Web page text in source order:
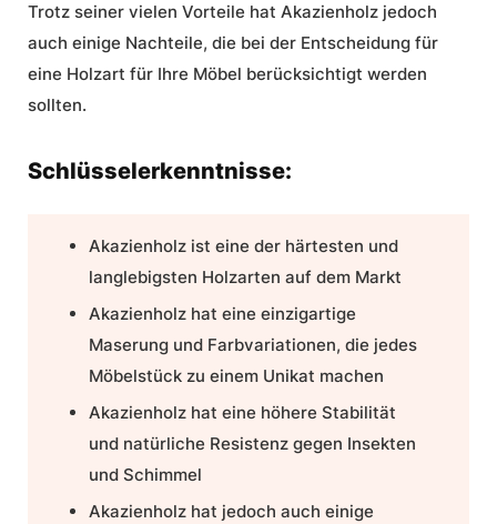
Trotz seiner vielen Vorteile hat Akazienholz jedoch
auch einige Nachteile, die bei der Entscheidung für
eine Holzart für Ihre Möbel berücksichtigt werden
sollten.
Schlüsselerkenntnisse:
Akazienholz ist eine der härtesten und
langlebigsten Holzarten auf dem Markt
Akazienholz hat eine einzigartige
Maserung und Farbvariationen, die jedes
Möbelstück zu einem Unikat machen
Akazienholz hat eine höhere Stabilität
und natürliche Resistenz gegen Insekten
und Schimmel
Akazienholz hat jedoch auch einige